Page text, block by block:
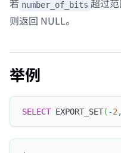
若 number_of_bits 超过
则返回 NULL。
举例
SELECT EXPORT_SET( -2,